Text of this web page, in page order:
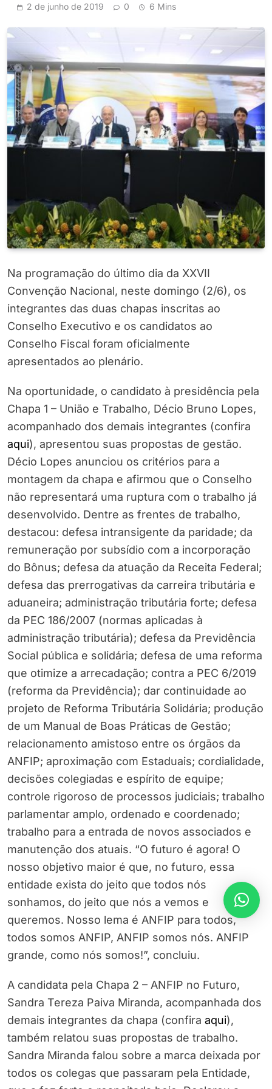
2 de junho de 2019 0 6 Mins
Na programação do último dia da XXVII
Convenção Nacional, neste domingo (2/6), os
integrantes das duas chapas inscritas ao
Conselho Executivo e os candidatos ao
Conselho Fiscal foram oficialmente
apresentados ao plenário.
Na oportunidade, o candidato à presidência pela
Chapa 1 – União e Trabalho, Décio Bruno Lopes,
acompanhado dos demais integrantes (confira
aqui), apresentou suas propostas de gestão.
Décio Lopes anunciou os critérios para a
montagem da chapa e afirmou que o Conselho
não representará uma ruptura com o trabalho já
desenvolvido. Dentre as frentes de trabalho,
destacou: defesa intransigente da paridade; da
remuneração por subsídio com a incorporação
do Bônus; defesa da atuação da Receita Federal;
defesa das prerrogativas da carreira tributária e
aduaneira; administração tributária forte; defesa
da PEC 186/2007 (normas aplicadas à
administração tributária); defesa da Previdência
Social pública e solidária; defesa de uma reforma
que otimize a arrecadação; contra a PEC 6/2019
(reforma da Previdência); dar continuidade ao
projeto de Reforma Tributária Solidária; produção
de um Manual de Boas Práticas de Gestão;
relacionamento amistoso entre os órgãos da
ANFIP; aproximação com Estaduais; cordialidade,
decisões colegiadas e espírito de equipe;
controle rigoroso de processos judiciais; trabalho
parlamentar amplo, ordenado e coordenado;
trabalho para a entrada de novos associados e
manutenção dos atuais. “O futuro é agora! O
nosso objetivo maior é que, no futuro, essa
entidade exista do jeito que todos nós
sonhamos, do jeito que nós a vemos e
queremos. Nosso lema é ANFIP para todos,
todos somos ANFIP, ANFIP somos nós. ANFIP
grande, como nós somos!”, concluiu.
A candidata pela Chapa 2 – ANFIP no Futuro,
Sandra Tereza Paiva Miranda, acompanhada dos
demais integrantes da chapa (confira aqui),
também relatou suas propostas de trabalho.
Sandra Miranda falou sobre a marca deixada por
todos os colegas que passaram pela Entidade,